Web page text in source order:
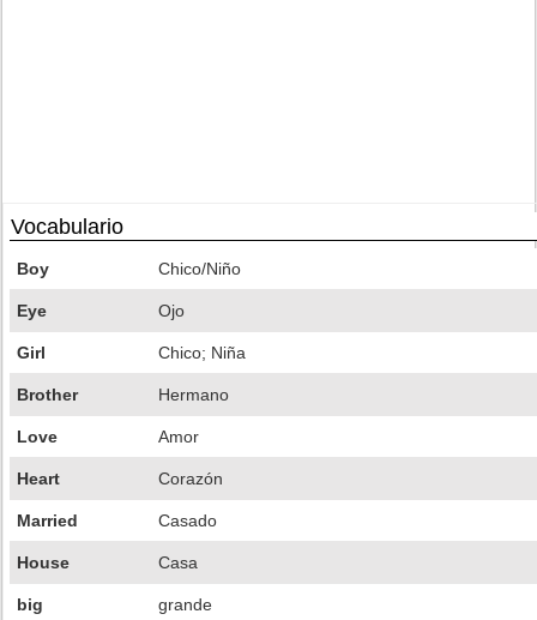
Vocabulario
Boy Chico/Niño
Eye Ojo
Girl Chico; Niña
Brother Hermano
Love Amor
Heart Corazón
Married Casado
House Casa
big grande